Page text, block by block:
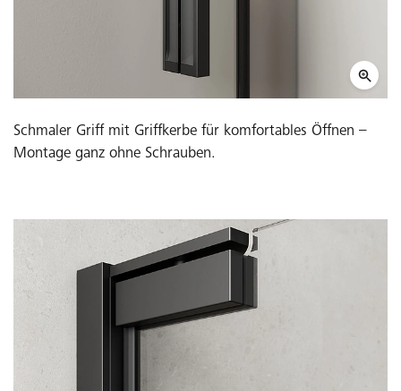
Schmaler Griff mit Griffkerbe für komfortables Öffnen –
Montage ganz ohne Schrauben.